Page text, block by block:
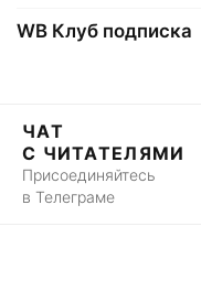
WB Клуб подписка
ЧАТ
С ЧИТАТЕЛЯМИ
Присоединяйтесь
в Телеграме